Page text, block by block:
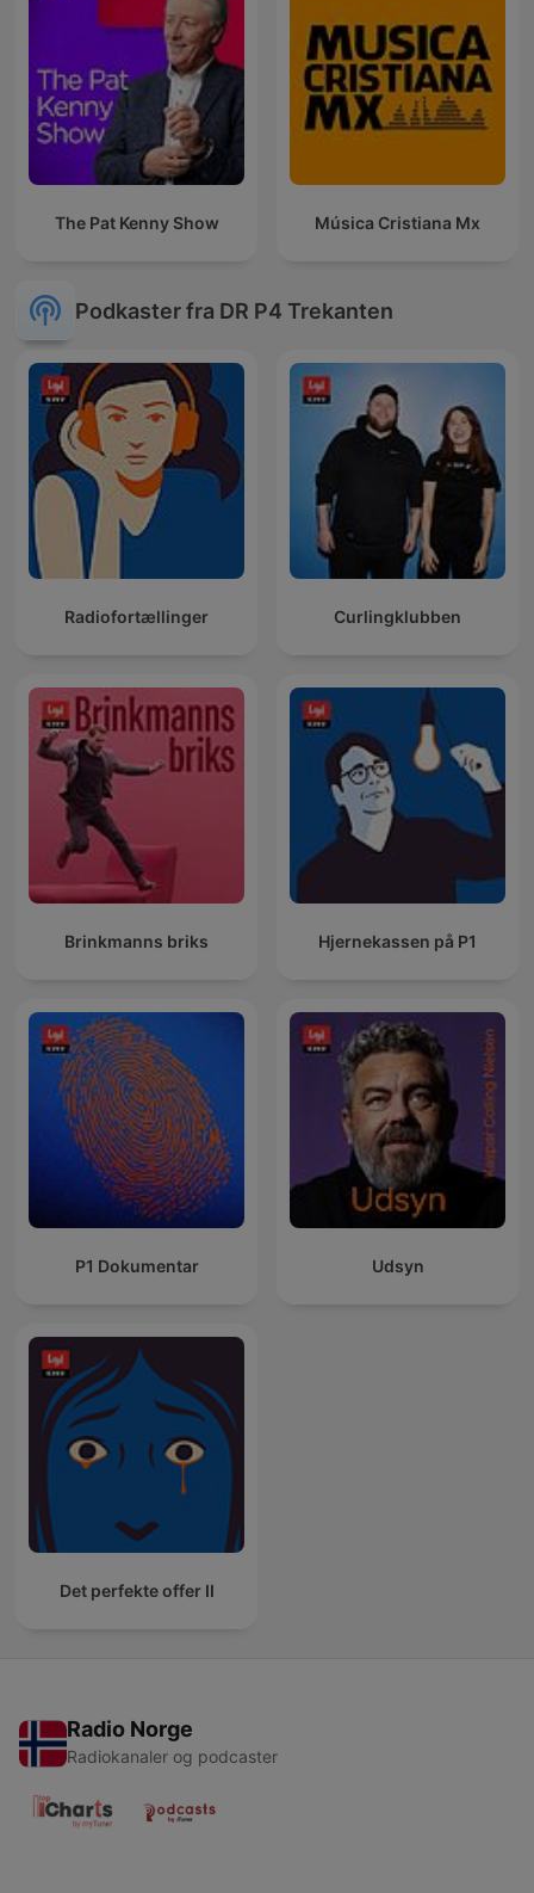
The Pat Kenny Show Música Cristiana Mx
Podkaster fra DR P4 Trekanten
Radiofortællinger Curlingklubben
Brinkmanns briks Hjernekassen på P1
P1 Dokumentar Udsyn
Det perfekte offer II
Radio Norge
Radiokanaler og podcaster